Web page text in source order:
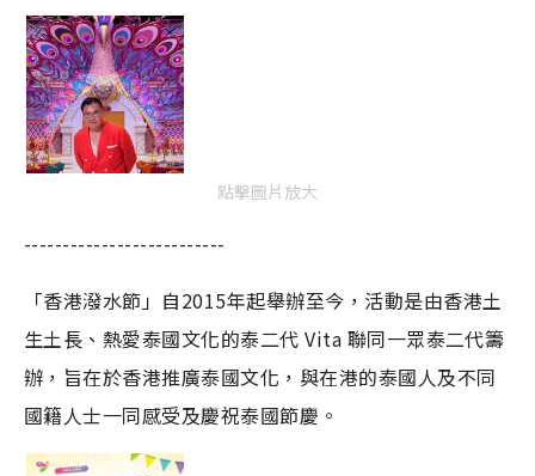
點擊圖片放大
--------------------------
「香港潑水節」自2015年起舉辦至今，活動是由香港土
生土長、熱愛泰國文化的泰二代 Vita 聯同一眾泰二代籌
辦，旨在於香港推廣泰國文化，與在港的泰國人及不同
國籍人士一同感受及慶祝泰國節慶。